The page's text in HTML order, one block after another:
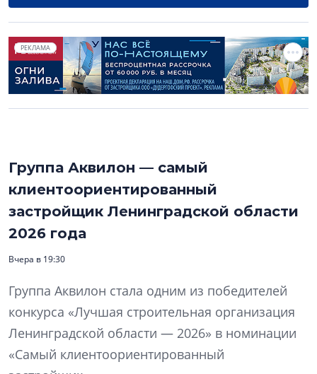
РЕКЛАМА
Группа Аквилон — самый
клиентоориентированный
застройщик Ленинградской области
2026 года
Вчера в 19:30
Группа Аквилон стала одним из победителей
конкурса «Лучшая строительная организация
Ленинградской области — 2026» в номинации
«Самый клиентоориентированный